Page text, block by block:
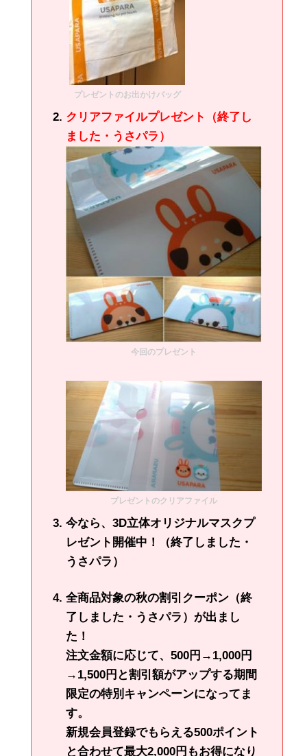
プレゼントのお出かけバッグ
クリアファイルプレゼント（終了し
ました・うさパラ）
今回のプレゼント
プレゼントのクリアファイル
今なら、3D立体オリジナルマスクプ
レゼント開催中！（終了しました・
うさパラ）
全商品対象の秋の割引クーポン（終
了しました・うさパラ）が出まし
た！
注文金額に応じて、500円→1,000円
→1,500円と割引額がアップする期間
限定の特別キャンペーンになってま
す。
新規会員登録でもらえる500ポイント
と合わせて最大2,000円もお得になり